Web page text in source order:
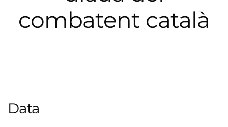
combatent català
Data